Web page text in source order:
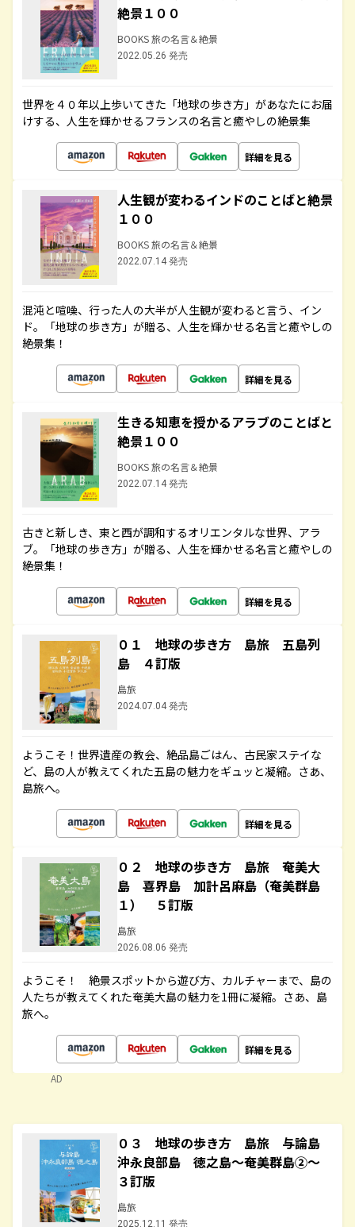
絶景１００
BOOKS 旅の名言＆絶景
2022.05.26 発売
世界を４０年以上歩いてきた「地球の歩き方」があなたにお届
けする、人生を輝かせるフランスの名言と癒やしの絶景集
詳細を見る
人生観が変わるインドのことばと絶景
１００
BOOKS 旅の名言＆絶景
2022.07.14 発売
混沌と喧噪、行った人の大半が人生観が変わると言う、イン
ド。「地球の歩き方」が贈る、人生を輝かせる名言と癒やしの
絶景集！
詳細を見る
生きる知恵を授かるアラブのことばと
絶景１００
BOOKS 旅の名言＆絶景
2022.07.14 発売
古きと新しき、東と西が調和するオリエンタルな世界、アラ
ブ。「地球の歩き方」が贈る、人生を輝かせる名言と癒やしの
絶景集！
詳細を見る
０１ 地球の歩き方 島旅 五島列
島 ４訂版
島旅
2024.07.04 発売
ようこそ！世界遺産の教会、絶品島ごはん、古民家ステイな
ど、島の人が教えてくれた五島の魅力をギュッと凝縮。さあ、
島旅へ。
詳細を見る
０２ 地球の歩き方 島旅 奄美大
島 喜界島 加計呂麻島（奄美群島
１） ５訂版
島旅
2026.08.06 発売
ようこそ！ 絶景スポットから遊び方、カルチャーまで、島の
人たちが教えてくれた奄美大島の魅力を1冊に凝縮。さあ、島
旅へ。
詳細を見る
AD
０３ 地球の歩き方 島旅 与論島
沖永良部島 徳之島～奄美群島②～
３訂版
島旅
2025.12.11 発売